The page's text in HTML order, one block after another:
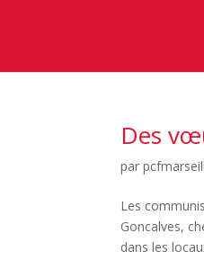
Des
par
Les
Goncalves,
dans les